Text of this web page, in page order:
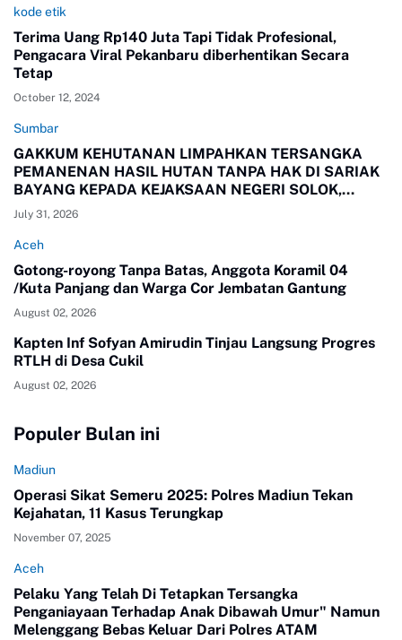
kode etik
Terima Uang Rp140 Juta Tapi Tidak Profesional,
Pengacara Viral Pekanbaru diberhentikan Secara
Tetap
October 12, 2024
Sumbar
GAKKUM KEHUTANAN LIMPAHKAN TERSANGKA
PEMANENAN HASIL HUTAN TANPA HAK DI SARIAK
BAYANG KEPADA KEJAKSAAN NEGERI SOLOK,
SUMBAR
July 31, 2026
Aceh
Gotong-royong Tanpa Batas, Anggota Koramil 04
/Kuta Panjang dan Warga Cor Jembatan Gantung
August 02, 2026
Kapten Inf Sofyan Amirudin Tinjau Langsung Progres
RTLH di Desa Cukil
August 02, 2026
Populer Bulan ini
Madiun
Operasi Sikat Semeru 2025: Polres Madiun Tekan
Kejahatan, 11 Kasus Terungkap
November 07, 2025
Aceh
Pelaku Yang Telah Di Tetapkan Tersangka
Penganiayaan Terhadap Anak Dibawah Umur" Namun
Melenggang Bebas Keluar Dari Polres ATAM